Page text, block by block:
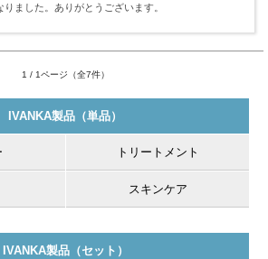
ました。ありがとうございます。
1 / 1ページ（全7件）
IVANKA製品（単品）
トリートメント
スキンケア
IVANKA製品（セット）